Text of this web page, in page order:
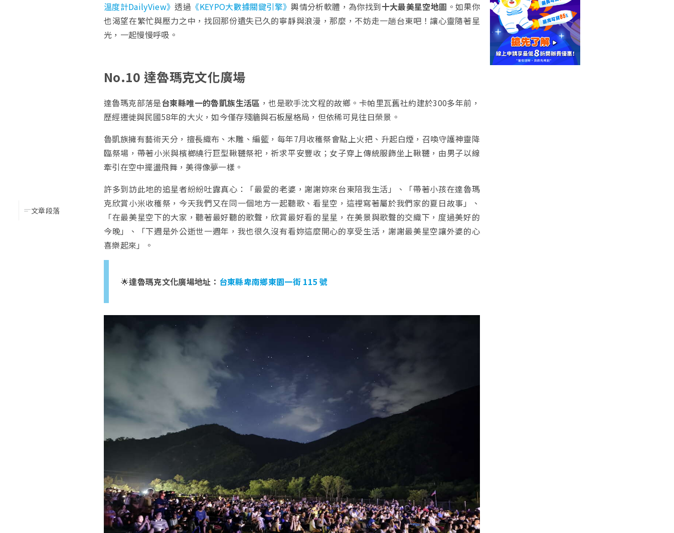
文章段落
溫度計DailyView》透過 《KEYPO大數據關鍵引擎》輿情分析軟體，為你找到十大最美星空地圖 。如果你
也渴望在繁忙與壓力之中，找回那份遺失已久的寧靜與浪漫，那麼，不妨走一趟台東吧！讓心靈隨著星
光，一起慢慢呼吸。
No.10 達魯瑪克文化廣場
達魯瑪克部落是台東縣唯一的魯凱族生活區 ，也是歌手沈文程的故鄉。卡帕里瓦舊社約建於300多年前，
歷經遷徙與民國58年的大火，如今僅存殘牆與石板屋格局，但依稀可見往日榮景。
魯凱族擁有藝術天分，擅長織布、木雕、編籃，每年7月收穫祭會點上火把、升起白煙，召喚守護神靈降
臨祭場，帶著小米與檳榔繞行巨型鞦韆祭祀，祈求平安豐收；女子穿上傳統服飾坐上鞦韆，由男子以線
牽引在空中擺盪飛舞，美得像夢一樣。
許多到訪此地的追星者紛紛吐露真心：「最愛的老婆，謝謝妳來台東陪我生活」、「帶著小孩在達魯瑪
克欣賞小米收穫祭，今天我們又在同一個地方一起聽歌、看星空，這裡寫著屬於我們家的夏日故事」、
「在最美星空下的大家，聽著最好聽的歌聲，欣賞最好看的星星，在美景與歌聲的交織下，度過美好的
今晚」、「下週是外公逝世一週年，我也很久沒有看妳這麼開心的享受生活，謝謝最美星空讓外婆的心
喜樂起來」。
🌟達魯瑪克文化廣場地址： 台東縣卑南鄉東園一街 115 號